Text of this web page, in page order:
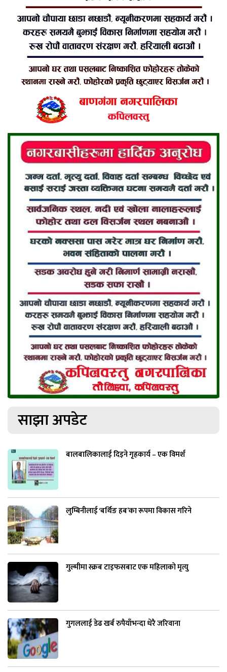
साझा अपडेट
बालबालिकालाई दिइने गृहकार्य – एक विमर्श
लुम्बिनीलाई ‘बर्थिङ हब’का रूपमा विकास गरिने
गुल्मीमा स्क्रब टाइफसबाट एक महिलाको मृत्यु
गुगललाई डेढ खर्ब रुपैयाँभन्दा धेरै जरिवाना